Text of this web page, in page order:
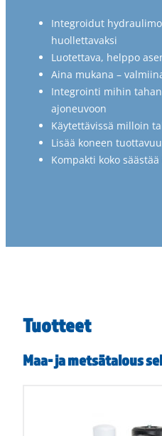
Integroidut
huollettavaksi
Luotettava, helppo
Aina mukana –
Integrointi mihin
ajoneuvoon
Käytettävissä milloin
Lisää koneen
Kompakti koko
Tuotteet
Maa- ja metsätalous